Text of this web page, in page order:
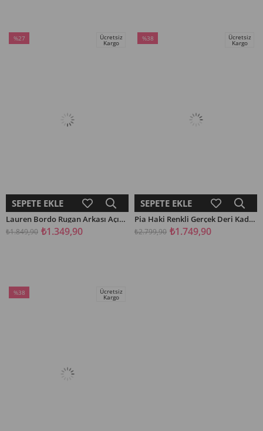
SEPETE EKLE
%27
Ücretsiz
Kargo
Lauren Bordo Rugan Arkası Açık Lastikli Kadın Kısa Topuklu Ayakkabı
₺1.349,90
₺1.849,90
SEPETE EKLE
%38
Ücretsiz
Kargo
Pia Haki Renkli Gerçek Deri Kadın Spor Ayakkabı
₺1.749,90
₺2.799,90
%38
Ücretsiz
Kargo